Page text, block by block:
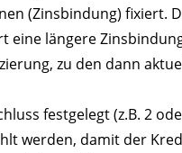
(Zinsbindung) fixiert.
längere
zu den dann
festgelegt (z.B. 2
werden, damit der